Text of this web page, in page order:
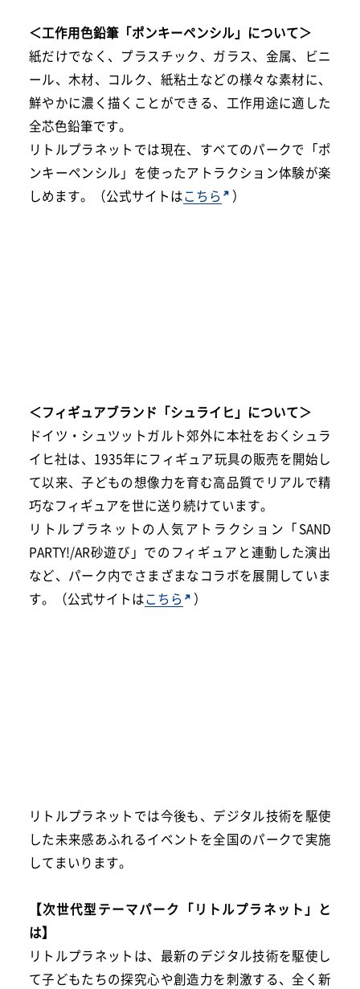
＜工作用色鉛筆「ポンキーペンシル」について＞
紙だけでなく、プラスチック、ガラス、金属、ビニ
ール、木材、コルク、紙粘土などの様々な素材に、
鮮やかに濃く描くことができる、工作用途に適した
全芯色鉛筆です。
リトルプラネットでは現在、すべてのパークで「ポ
ンキーペンシル」を使ったアトラクション体験が楽
しめます。（公式サイトはこちら ）
＜フィギュアブランド「シュライヒ」について＞
ドイツ・シュツットガルト郊外に本社をおくシュラ
イヒ社は、1935年にフィギュア玩具の販売を開始し
て以来、子どもの想像力を育む高品質でリアルで精
巧なフィギュアを世に送り続けています。
リトルプラネットの人気アトラクション「SAND
PARTY!/AR砂遊び」でのフィギュアと連動した演出
など、パーク内でさまざまなコラボを展開していま
す。（公式サイトはこちら ）
リトルプラネットでは今後も、デジタル技術を駆使
した未来感あふれるイベントを全国のパークで実施
してまいります。
【次世代型テーマパーク「リトルプラネット」と
は】
リトルプラネットは、最新のデジタル技術を駆使し
て子どもたちの探究心や創造力を刺激する、全く新